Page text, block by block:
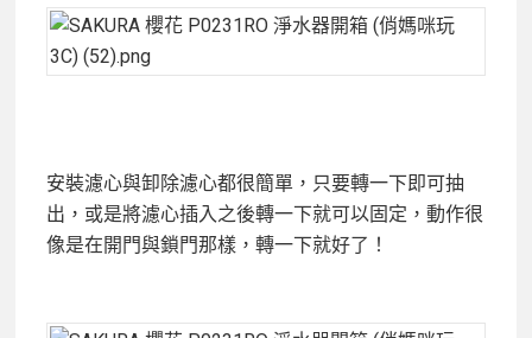
安裝濾心與卸除濾心都很簡單，只要轉一下即可抽
出，或是將濾心插入之後轉一下就可以固定，動作很
像是在開門與鎖門那樣，轉一下就好了！